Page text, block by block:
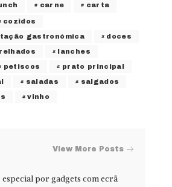
carne carta
cozidos
gastronómica doces
lanches
petiscos prato principal
saladas salgados
vinho
View More Posts
por gadgets com ecrã